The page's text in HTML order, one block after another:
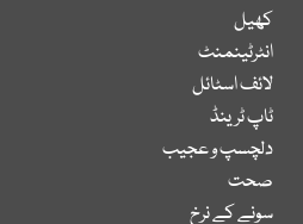
کھیل
انٹرٹینمنٹ
لائف اسٹائل
ٹاپ ٹرینڈ
دلچسپ و عجیب
صحت
سونے کے نرخ